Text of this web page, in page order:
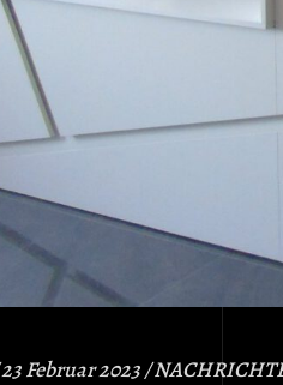
23 Februar 2023